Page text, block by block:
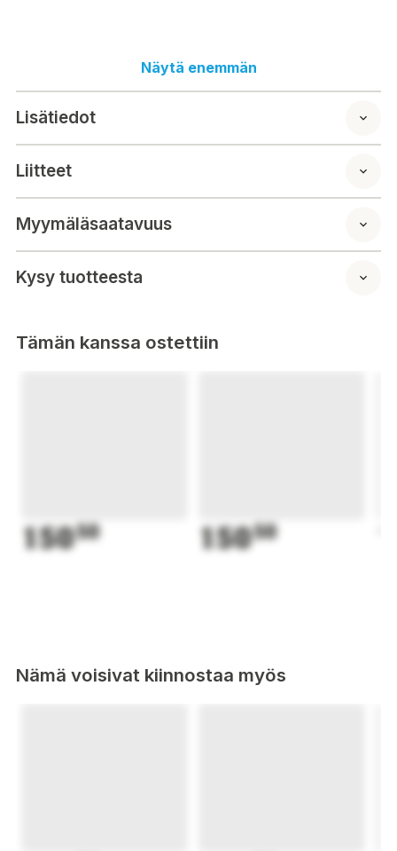
häldelen är vit och släpper igenom ljus
lampfot E27, max 40w
Näytä enemmän
Lisätiedot
Liitteet
Myymäläsaatavuus
Kysy tuotteesta
Tämän kanssa ostettiin
15050 15050
Nämä voisivat kiinnostaa myös